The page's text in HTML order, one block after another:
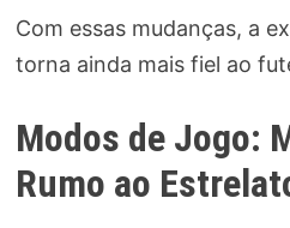
Com essas mudanças, a
torna ainda mais fiel ao
Modos de Jogo:
Rumo ao